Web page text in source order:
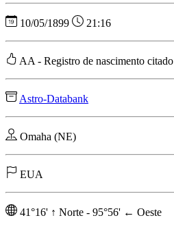
10/05/1899 21:16
AA - Registro de nascimento citado
Astro-Databank
Omaha (NE)
EUA
41°16' ↑ Norte - 95°56' ← Oeste